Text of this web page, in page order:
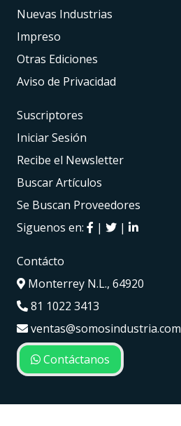
Nuevas Industrias
Impreso
Otras Ediciones
Aviso de Privacidad
Suscriptores
Iniciar Sesión
Recibe el Newsletter
Buscar Artículos
Se Buscan Proveedores
Siguenos en:
| |
Contácto
Monterrey N.L., 64920
81 1022 3413
ventas@somosindustria.com
Contáctanos